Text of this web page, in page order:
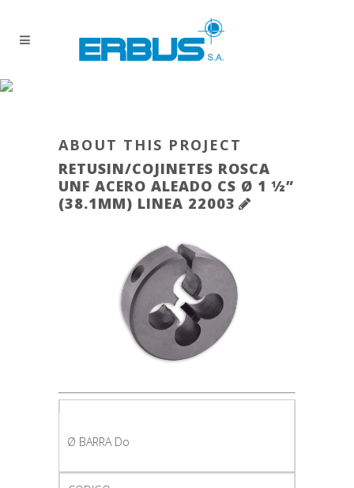
ABOUT THIS PROJECT
RETUSIN/COJINETES ROSCA
UNF ACERO ALEADO CS Ø 1 ½”
(38.1MM) LINEA 22003
Ø BARRA Do